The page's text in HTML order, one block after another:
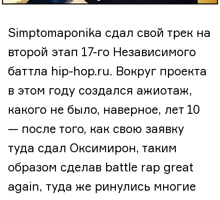
Simptomaponika сдал свой трек на
второй этап 17-го Независимого
баттла hip-hop.ru. Вокруг проекта
в этом году создался ажиотаж,
какого не было, наверное, лет 10
— после того, как свою заявку
туда сдал Оксимирон, таким
образом сделав battle rap great
again, туда же ринулись многие